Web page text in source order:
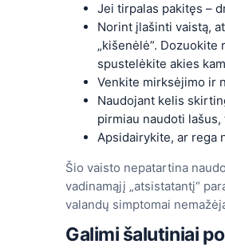
Jei tirpalas pakitęs –
Norint įlašinti vaistą,
„kišenėlė”.
spustelėkite akies
Venkite mirksėjimo ir
Naudojant kelis
pirmiau naudoti lašus,
Apsidairykite, ar rega
Šio vaisto nepatartina
vadinamąjį „atsistatantį“
valandų simptomai
Galimi šalutiniai